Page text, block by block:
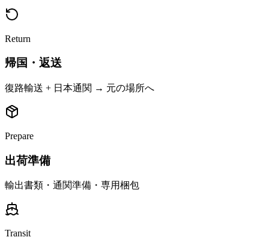
Return
帰国・返送
復路輸送 + 日本通関 → 元の場所へ
Prepare
出荷準備
輸出書類・通関準備・専用梱包
Transit